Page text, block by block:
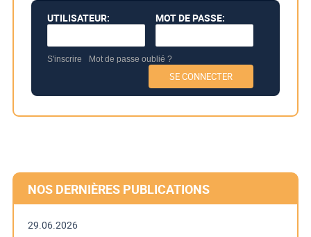
UTILISATEUR: MOT DE PASSE:
S'inscrire Mot de passe oublié ?
NOS DERNIÈRES PUBLICATIONS
29.06.2026